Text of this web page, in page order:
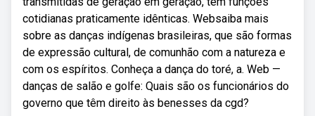
cotidianas praticamente idênticas. Websaiba mais
sobre as danças indígenas brasileiras, que são formas
de expressão cultural, de comunhão com a natureza e
com os espíritos. Conheça a dança do toré, a. Web —
danças de salão e golfe: Quais são os funcionários do
governo que têm direito às benesses da cgd?